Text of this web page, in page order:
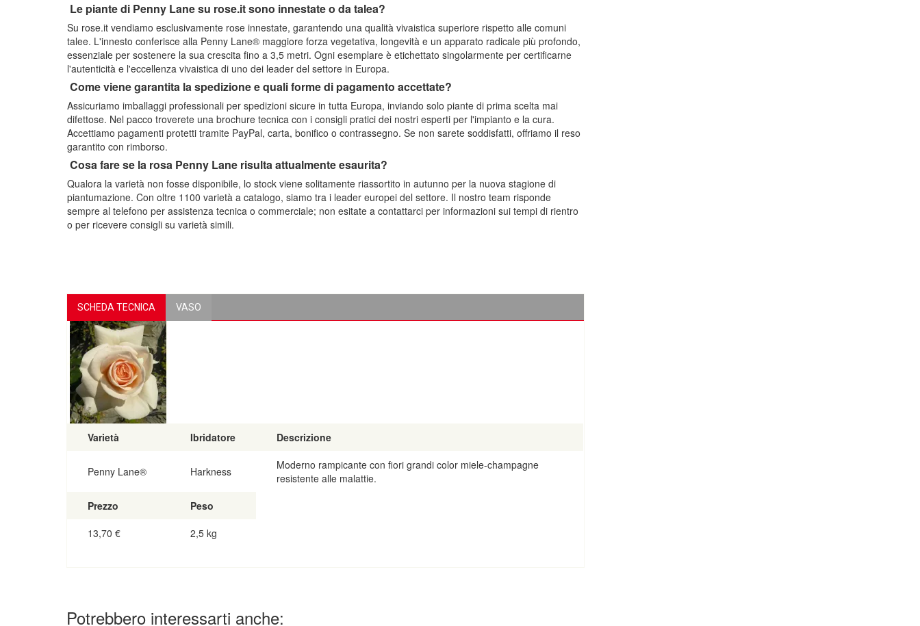
Le piante di Penny Lane su rose.it sono innestate o da talea?
Su rose.it vendiamo esclusivamente rose innestate, garantendo una qualità vivaistica superiore rispetto alle comuni
talee. L'innesto conferisce alla Penny Lane® maggiore forza vegetativa, longevità e un apparato radicale più profondo,
essenziale per sostenere la sua crescita fino a 3,5 metri. Ogni esemplare è etichettato singolarmente per certificarne
l'autenticità e l'eccellenza vivaistica di uno dei leader del settore in Europa.
Come viene garantita la spedizione e quali forme di pagamento accettate?
Assicuriamo imballaggi professionali per spedizioni sicure in tutta Europa, inviando solo piante di prima scelta mai
difettose. Nel pacco troverete una brochure tecnica con i consigli pratici dei nostri esperti per l'impianto e la cura.
Accettiamo pagamenti protetti tramite PayPal, carta, bonifico o contrassegno. Se non sarete soddisfatti, offriamo il reso
garantito con rimborso.
Cosa fare se la rosa Penny Lane risulta attualmente esaurita?
Qualora la varietà non fosse disponibile, lo stock viene solitamente riassortito in autunno per la nuova stagione di
piantumazione. Con oltre 1100 varietà a catalogo, siamo tra i leader europei del settore. Il nostro team risponde
sempre al telefono per assistenza tecnica o commerciale; non esitate a contattarci per informazioni sui tempi di rientro
o per ricevere consigli su varietà simili.
SCHEDA TECNICA VASO
Varietà Ibridatore Descrizione
Penny Lane® Harkness
Moderno rampicante con fiori grandi color miele-champagne
resistente alle malattie.
Prezzo
Peso
13,70 € 2,5 kg
Potrebbero interessarti anche: